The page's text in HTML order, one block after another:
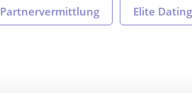
Partnervermittlung Elite Dating